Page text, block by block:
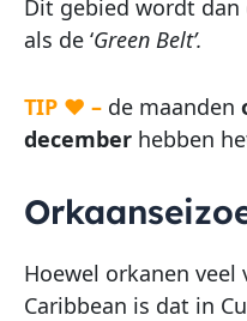
Dit gebied wordt dan
als de ‘Green Belt’.
TIP ♥ – de maanden
december hebben
Hoewel orkanen
Caribbean is dat in